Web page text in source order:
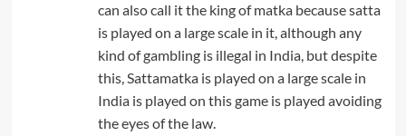
can also call it the king of matka because satta
is played on a large scale in it, although any
kind of gambling is illegal in India, but despite
this, Sattamatka is played on a large scale in
India is played on this game is played avoiding
the eyes of the law.